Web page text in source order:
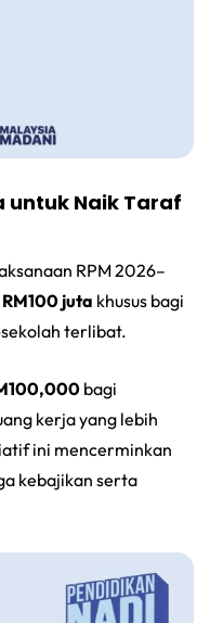
untuk Naik Taraf
RPM 2026–
RM100 juta khusus bagi
terlibat.
bagi
kerja yang lebih
ini mencerminkan
kebajikan serta